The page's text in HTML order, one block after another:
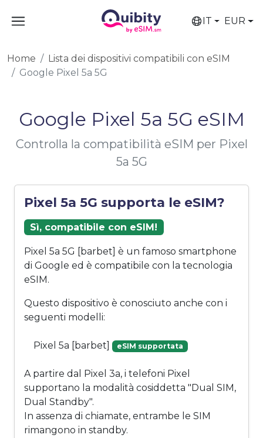
IT EUR
Home
Lista dei dispositivi compatibili con eSIM
Google Pixel 5a 5G
Google Pixel 5a 5G eSIM
Controlla la compatibilità eSIM per Pixel
5a 5G
Pixel 5a 5G supporta le eSIM?
Sì, compatibile con eSIM!
Pixel 5a 5G [barbet] è un famoso smartphone
di Google ed è compatibile con la tecnologia
eSIM.
Questo dispositivo è conosciuto anche con i
seguenti modelli:
Pixel 5a [barbet] eSIM supportata
A partire dal Pixel 3a, i telefoni Pixel
supportano la modalità cosiddetta "Dual SIM,
Dual Standby".
In assenza di chiamate, entrambe le SIM
rimangono in standby.